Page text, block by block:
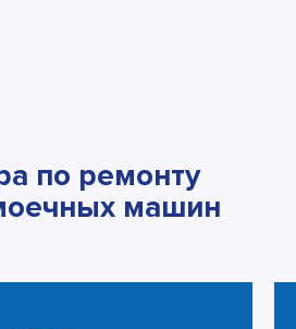
по ремонту
машин